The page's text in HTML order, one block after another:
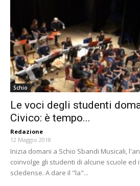
Schio
Le voci degli studenti
Civico: è tempo...
Redazione -
12 Maggio 2018
Inizia domani a Schio Sbandi Musicali,
coinvolge gli studenti di alcune scuole
scledense. A dare il "la"...